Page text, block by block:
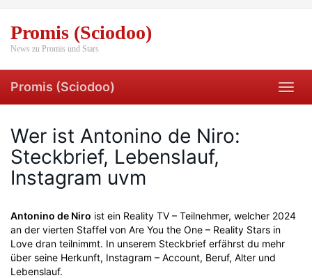
main
content
Promis (Sciodoo)
News zu Promis und Stars
Promis (Sciodoo)
Wer ist Antonino de Niro:
Steckbrief, Lebenslauf,
Instagram uvm
Antonino de Niro ist ein Reality TV – Teilnehmer, welcher 2024
an der vierten Staffel von Are You the One – Reality Stars in
Love dran teilnimmt. In unserem Steckbrief erfährst du mehr
über seine Herkunft, Instagram – Account, Beruf, Alter und
Lebenslauf.